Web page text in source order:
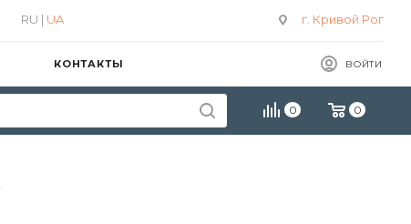
г. Кривой Рог
RU | UA
ВОЙТИ
КОНТАКТЫ
0 0